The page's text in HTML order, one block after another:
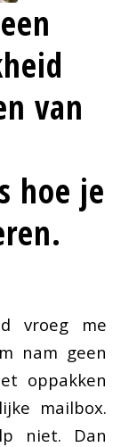
van
hoe je
vroeg me
nam geen
oppakken
mailbox.
niet. Dan